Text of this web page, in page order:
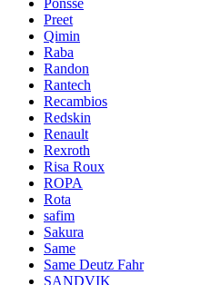
Ponsse
Preet
Qimin
Raba
Randon
Rantech
Recambios
Redskin
Renault
Rexroth
Risa Roux
ROPA
Rota
safim
Sakura
Same
Same Deutz Fahr
SANDVIK